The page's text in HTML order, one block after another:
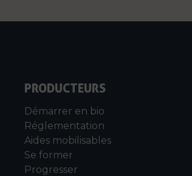
PRODUCTEURS
Démarrer en bio
Réglementation
Aides mobilisables
Se former
Progresser